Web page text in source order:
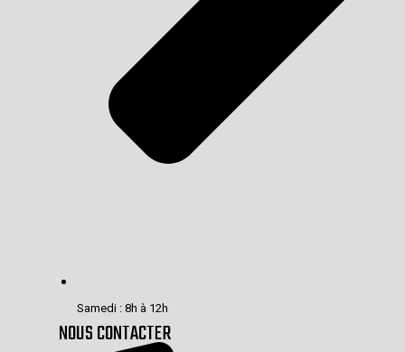
Samedi : 8h à 12h
NOUS CONTACTER